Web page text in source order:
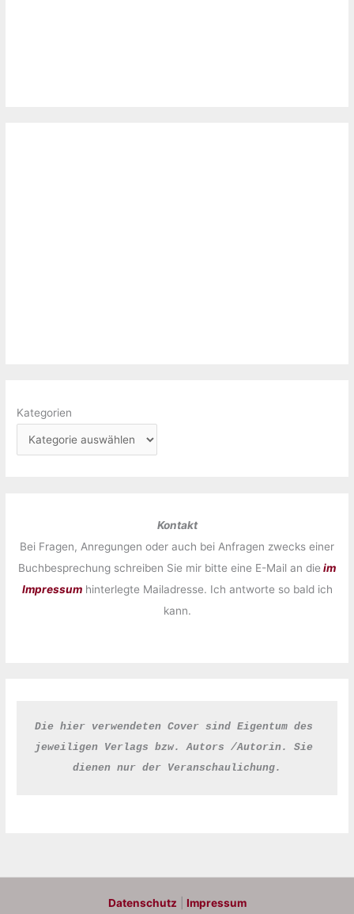
Kategorien
Kontakt
Bei Fragen, Anregungen oder auch bei Anfragen zwecks einer
Buchbesprechung schreiben Sie mir bitte eine E-Mail an die im
Impressumhinterlegte Mailadresse. Ich antworte so bald ich
kann.
Die hier verwendeten Cover sind Eigentum des
jeweiligen Verlags bzw. Autors /Autorin. Sie
dienen nur der Veranschaulichung.
Datenschutz Impressum